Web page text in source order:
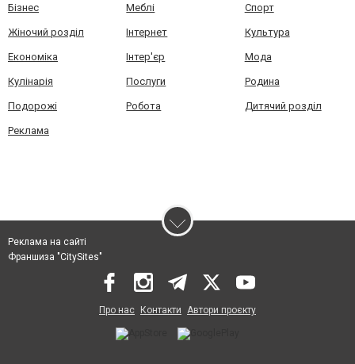
Бізнес Меблі Спорт
Жіночий розділ Інтернет Культура
Економіка Інтер'єр Мода
Кулінарія Послуги Родина
Подорожі Робота Дитячий розділ
Реклама
Реклама на сайті
Франшиза "CitySites"
Про нас Контакти Автори проєкту